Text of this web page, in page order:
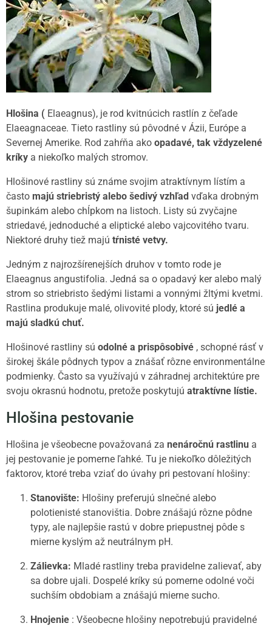
Hlošina ( Elaeagnus), je rod kvitnúcich rastlín z čeľade
Elaeagnaceae. Tieto rastliny sú pôvodné v Ázii, Európe a
Severnej Amerike. Rod zahŕňa ako opadavé, tak vždyzelené
kríky a niekoľko malých stromov.
Hlošinové rastliny sú známe svojim atraktívnym lístím a
často majú striebristý alebo šedivý vzhľad vďaka drobným
šupinkám alebo chĺpkom na listoch. Listy sú zvyčajne
striedavé, jednoduché a eliptické alebo vajcovitého tvaru.
Niektoré druhy tiež majú tŕnisté vetvy.
Jedným z najrozšírenejších druhov v tomto rode je
Elaeagnus angustifolia. Jedná sa o opadavý ker alebo malý
strom so striebristo šedými listami a vonnými žltými kvetmi.
Rastlina produkuje malé, olivovité plody, ktoré sú jedlé a
majú sladkú chuť.
Hlošinové rastliny sú odolné a prispôsobivé , schopné rásť v
širokej škále pôdnych typov a znášať rôzne environmentálne
podmienky. Často sa využívajú v záhradnej architektúre pre
svoju okrasnú hodnotu, pretože poskytujú atraktívne lístie.
Hlošina pestovanie
Hlošina je všeobecne považovaná za nenáročnú rastlinu a
jej pestovanie je pomerne ľahké. Tu je niekoľko dôležitých
faktorov, ktoré treba vziať do úvahy pri pestovaní hlošiny:
Stanovište: Hlošiny preferujú slnečné alebo
polotienisté stanovištia. Dobre znášajú rôzne pôdne
typy, ale najlepšie rastú v dobre priepustnej pôde s
mierne kyslým až neutrálnym pH.
Zálievka: Mladé rastliny treba pravidelne zalievať, aby
sa dobre ujali. Dospelé kríky sú pomerne odolné voči
suchším obdobiam a znášajú mierne sucho.
Hnojenie : Všeobecne hlošiny nepotrebujú pravidelné